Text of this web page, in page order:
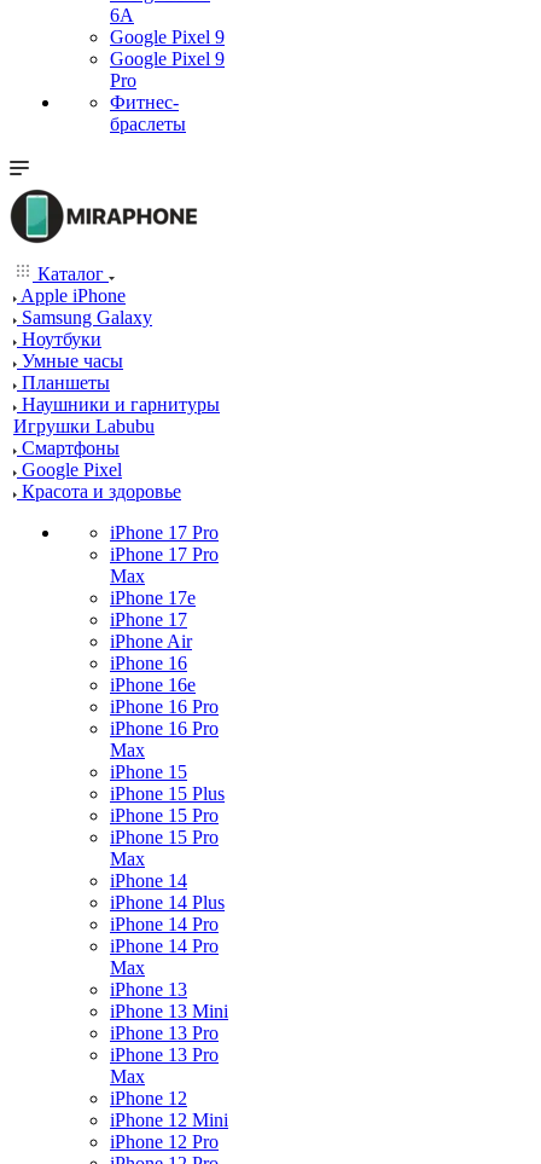
6A
Google Pixel 9
Google Pixel 9
Pro
Фитнес-
браслеты
Каталог
Apple iPhone
Samsung Galaxy
Ноутбуки
Умные часы
Планшеты
Наушники и гарнитуры
Игрушки Labubu
Смартфоны
Google Pixel
Красота и здоровье
iPhone 17 Pro
iPhone 17 Pro
Max
iPhone 17e
iPhone 17
iPhone Air
iPhone 16
iPhone 16e
iPhone 16 Pro
iPhone 16 Pro
Max
iPhone 15
iPhone 15 Plus
iPhone 15 Pro
iPhone 15 Pro
Max
iPhone 14
iPhone 14 Plus
iPhone 14 Pro
iPhone 14 Pro
Max
iPhone 13
iPhone 13 Mini
iPhone 13 Pro
iPhone 13 Pro
Max
iPhone 12
iPhone 12 Mini
iPhone 12 Pro